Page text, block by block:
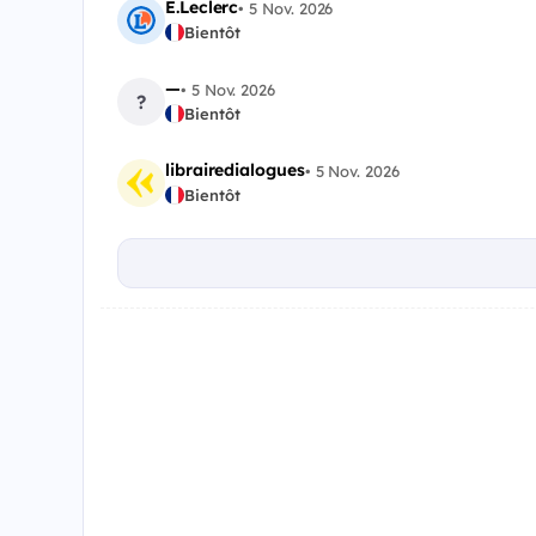
E.Leclerc•5 Nov. 2026
Bientôt
?
—• 5 Nov. 2026
Bientôt
librairedialogues• 5 Nov. 2026
Bientôt